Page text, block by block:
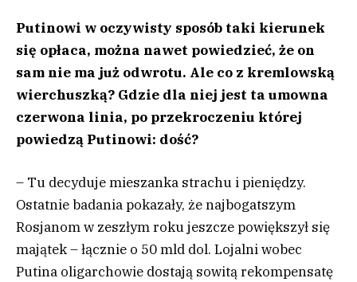
Putinowi w oczywisty sposób taki kierunek
się opłaca, można nawet powiedzieć, że on
sam nie ma już odwrotu. Ale co z kremlowską
wierchuszką? Gdzie dla niej jest ta umowna
czerwona linia, po przekroczeniu której
powiedzą Putinowi: dość?
– Tu decyduje mieszanka strachu i pieniędzy.
Ostatnie badania pokazały, że najbogatszym
Rosjanom w zeszłym roku jeszcze powiększył się
majątek – łącznie o 50 mld dol. Lojalni wobec
Putina oligarchowie dostają sowitą rekompensatę